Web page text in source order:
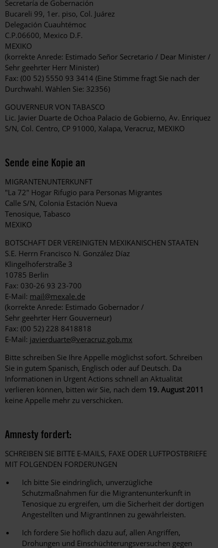
Secretaría de Gobernación
Bucareli 99, 1er. piso, Col. Juárez
Delegación Cuauhtémoc
C.P.06600, Mexico D.F.
MEXIKO
(korrekte Anrede: Estimado Señor Secretario / Dear Minister /
Sehr geehrter Herr Minister)
Fax: (00 52) 5550 93 3414 (Eine Stimme fragt Sie nach der
Durchwahl. Wählen Sie: 32356)
GOUVERNEUR VON TABASCO
Lic. Javier Duarte de Ochoa Palacio de Gobierno, Av. Enriquez
S/N, Col. Centro, CP 91000, Xalapa, Veracruz, MEXIKO
Sende eine Kopie an
MIGRANTENUNTERKUNFT
"La 72" Hogar Rifugio para Personas Migrantes
Calle S/N, Colonia Estación Nueva
Tenosique, Tabasco
MEXIKO
BOTSCHAFT DER VEREINIGTEN MEXIKANISCHEN STAATEN
S.E. Herrn Francisco N. González Díaz
Klingelhöferstraße 3
10785 Berlin
Fax: 030-26 93 23-700
E-Mail: mail@mexale.de
(korrekte Anrede: Estimado Gobernador /
Sehr geehrter Herr Gouverneur)
Fax: (00 52) 228 8418818
E-Mail: javierduarte@veracruz.gob.mx
Bitte schreiben Sie Ihre Appelle möglichst sofort. Schreiben
Sie in gutem Spanisch, Englisch oder auf Deutsch. Da
Informationen in Urgent Actions schnell an Aktualität
verlieren können, bitten wir Sie, nach dem 19. August 2011
keine Appelle mehr zu verschicken.
Amnesty fordert:
SCHREIBEN SIE BITTE E-MAILS, FAXE ODER LUFTPOSTBRIEFE
MIT FOLGENDEN FORDERUNGEN
Ich bitte Sie eindringlich, unverzügliche
Schutzmaßnahmen für die Migrantenunterkunft in
Tenosique zu ergreifen, um die Sicherheit der dortigen
Angestellten und MigrantInnen zu gewährleisten.
Ich fordere Sie höflich dazu auf, allen Angriffen,
Drohungen und Einschüchterungsversuchen gegen